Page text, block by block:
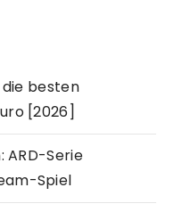
die besten
[2026]
ARD-Serie
Spiel